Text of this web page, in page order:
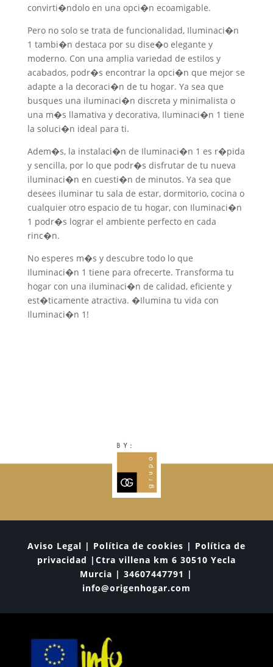
convirti�ndolo en una opci�n ecoamigable.
Pero no solo se trata de funcionalidad, Iluminaci�n
1 tambi�n destaca por su dise�o elegante y
moderno. Con una amplia variedad de estilos y
acabados, podr�s encontrar la opci�n que mejor se
adapte a la decoraci�n de tu hogar. Ya sea que
busques una iluminaci�n discreta y minimalista o
una m�s llamativa y decorativa, Iluminaci�n 1 tiene
la soluci�n ideal para ti.
Adem�s, la instalaci�n de Iluminaci�n 1 es r�pida
y sencilla, por lo que podr�s disfrutar de tu nueva
iluminaci�n en cuesti�n de minutos. Ya sea que
desees iluminar tu sala de estar, dormitorio, cocina o
cualquier otro espacio de tu hogar, con Iluminaci�n
1 podr�s lograr el ambiente perfecto en cada
rinc�n.
No esperes m�s y descubre todo lo que
Iluminaci�n 1 tiene para ofrecerte. Transforma tu
hogar con una iluminaci�n de calidad, eficiente y
est�ticamente atractiva. �Ilumina tu vida con
Iluminaci�n 1!
Aviso Legal | Política de cookies | Política de
privacidad |Ctra villena km 6 30510 Yecla
Murcia | 34607447791 |
info@origenhogar.com